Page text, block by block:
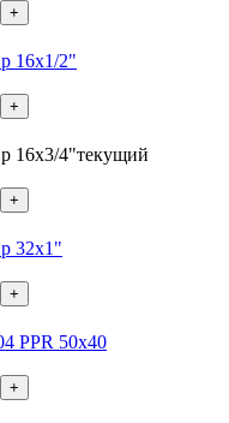
+
16х1/2"
+
16х3/4"текущий
+
32х1"
+
PPR 50x40
+